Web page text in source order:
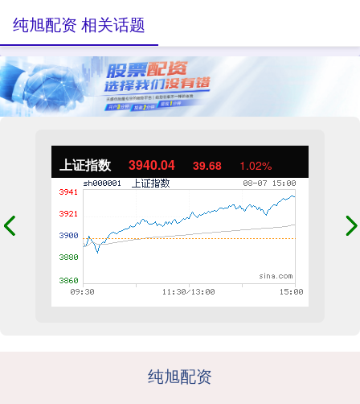
上证指数 3940.04 39.68 1.02%
纯旭配资
纯旭配资 相关话题